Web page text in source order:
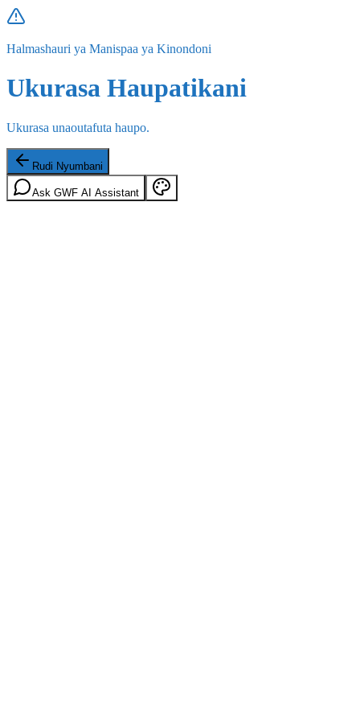
Halmashauri ya Manispaa ya Kinondoni
Ukurasa Haupatikani
Ukurasa unaoutafuta haupo.
Rudi Nyumbani
Ask GWF AI Assistant